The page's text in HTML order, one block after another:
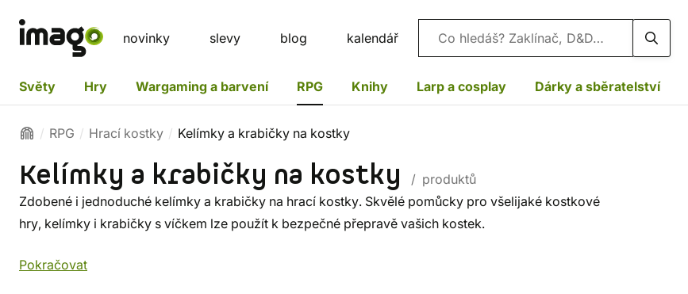
novinky slevy blog kalendář Vyhledávání
Světy Hry Wargaming a barvení RPG Knihy Larp a cosplay Dárky a sběratelství
RPG Hrací kostky Kelímky a krabičky na kostky
Kelímky a krabičky na kostky
/ produktů
Zdobené i jednoduché kelímky a krabičky na hrací kostky. Skvělé pomůcky pro všelijaké kostkové
hry, kelímky i krabičky s víčkem lze použít k bezpečné přepravě vašich kostek.
Pokračovat